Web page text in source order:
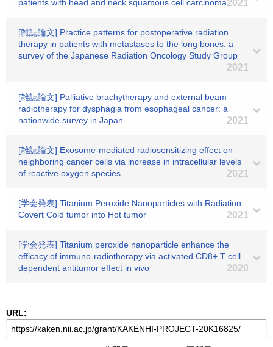
patients with head and neck squamous cell carcinoma2021
[雑誌論文] Practice patterns for postoperative radiation
therapy in patients with metastases to the long bones: a
survey of the Japanese Radiation Oncology Study Group
2021
[雑誌論文] Palliative brachytherapy and external beam
radiotherapy for dysphagia from esophageal cancer: a
nationwide survey in Japan
2021
[雑誌論文] Exosome-mediated radiosensitizing effect on
neighboring cancer cells via increase in intracellular levels
of reactive oxygen species
2021
[学会発表] Titanium Peroxide Nanoparticles with Radiation
Covert Cold tumor into Hot tumor
2021
[学会発表] Titanium peroxide nanoparticle enhance the
efficacy of immuno-radiotherapy via activated CD8+ T cell
dependent antitumor effect in vivo
2020
URL: